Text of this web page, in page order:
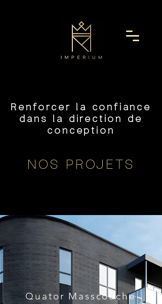
Renforcer la confiance
dans la direction de
conception
NOS PROJETS
Quator Masscouche